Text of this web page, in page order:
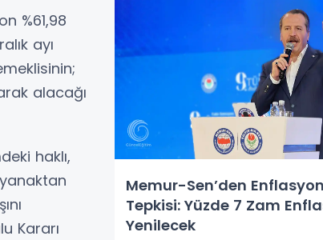
%61,98
ayı
alacağı
haklı,
Kararı
Memur-Sen’den Enflasyon
Tepkisi: Yüzde 7 Zam
Yenilecek